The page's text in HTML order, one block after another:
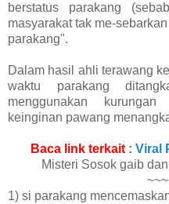
berstatus parakang
masyarakat tak me-
parakang".
Dalam hasil ahli terawang
waktu parakang
menggunakan
keinginan pawang
Baca link terkait : Viral
Misteri Sosok gaib
1) si parakang